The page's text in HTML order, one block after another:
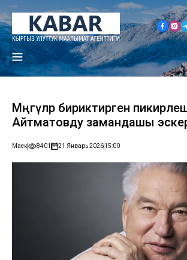
Мөңгүлөр бириктирген
Айтматовду замандашы
Маек 8401 21 Январь 202615:00